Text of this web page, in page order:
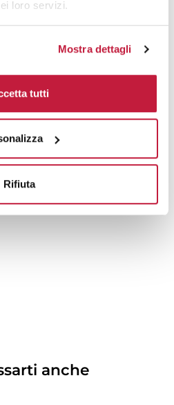
loro servizi.
Mostra dettagli
tutti
Rifiuta
anche